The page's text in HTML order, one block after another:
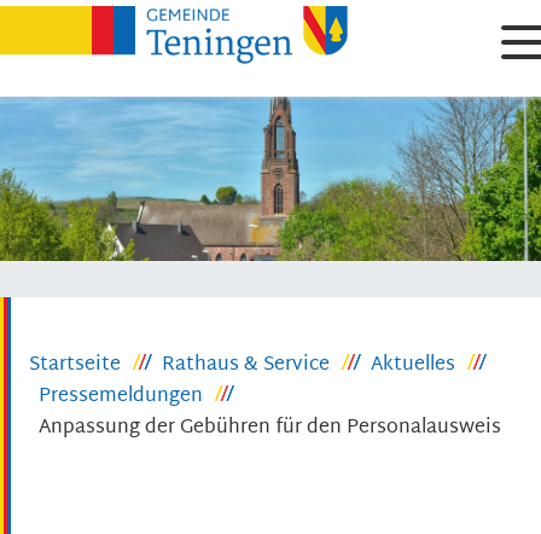
Startseite Rathaus & Service
Aktuelles
Pressemeldungen
Anpassung der Gebühren für den Personalausweis